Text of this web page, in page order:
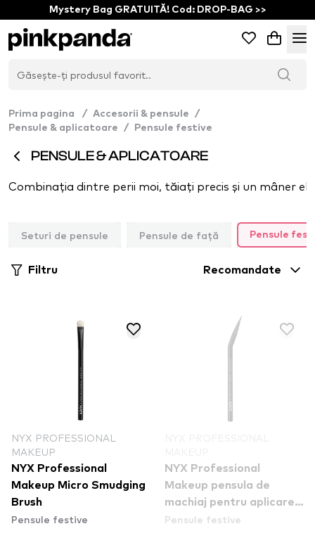
Mystery Bag GRATUITĂ! Cod: DROP-BAG >>
Prima pagina / Accesorii & pensule
/
Pensule & aplicatoare
/ Pensule festive
PENSULE & APLICATOARE
Seturi de pensule Pensule de față Pensule
Filtru Recomandate
NYX PROFESSIONAL
MAKEUP
NYX Professional
Makeup Micro Smudging
Brush
Pensule festive
NYX Professional
Makeup pensula de
machiaj pentru aplicarea
tusului de ochi - - Pro
Pensule festive